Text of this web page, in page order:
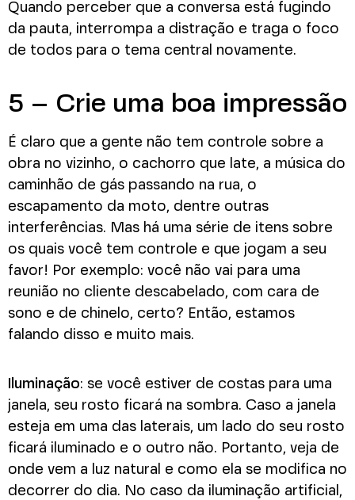
Quando perceber que a conversa está fugindo
da pauta, interrompa a distração e traga o foco
de todos para o tema central novamente.
5 – Crie uma boa impressão
É claro que a gente não tem controle sobre a
obra no vizinho, o cachorro que late, a música do
caminhão de gás passando na rua, o
escapamento da moto, dentre outras
interferências. Mas há uma série de itens sobre
os quais você tem controle e que jogam a seu
favor! Por exemplo: você não vai para uma
reunião no cliente descabelado, com cara de
sono e de chinelo, certo? Então, estamos
falando disso e muito mais.
Iluminação: se você estiver de costas para uma
janela, seu rosto ficará na sombra. Caso a janela
esteja em uma das laterais, um lado do seu rosto
ficará iluminado e o outro não. Portanto, veja de
onde vem a luz natural e como ela se modifica no
decorrer do dia. No caso da iluminação artificial,